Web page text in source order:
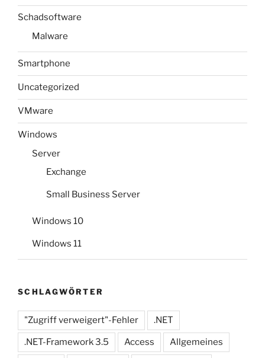
Schadsoftware
Malware
Smartphone
Uncategorized
VMware
Windows
Server
Exchange
Small Business Server
Windows 10
Windows 11
SCHLAGWÖRTER
"Zugriff verweigert"-Fehler .NET
.NET-Framework 3.5 Access Allgemeines